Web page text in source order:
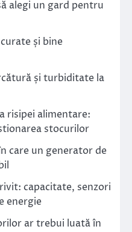
alegi un gard pentru
și bine
și turbiditate la
risipei alimentare:
stocurilor
care un generator de
capacitate, senzori
energie
ar trebui luată în